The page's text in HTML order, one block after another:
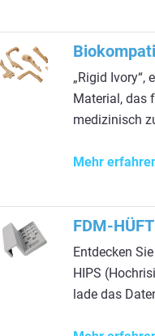
„Rigid Ivory“,
Material, das
medizinisch
Mehr
FDM-
Entdecken
HIPS
lade das